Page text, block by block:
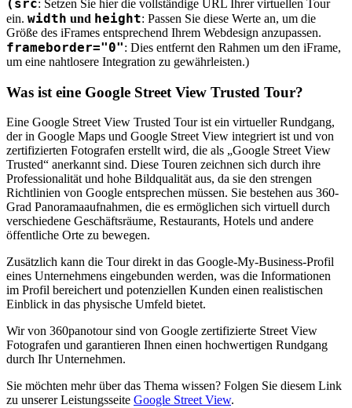
(src: Setzen Sie hier die vollständige URL Ihrer virtuellen Tour
ein. width und height: Passen Sie diese Werte an, um die
Größe des iFrames entsprechend Ihrem Webdesign anzupassen.
frameborder="0": Dies entfernt den Rahmen um den iFrame,
um eine nahtlosere Integration zu gewährleisten.)
Was ist eine Google Street View Trusted Tour?
Eine Google Street View Trusted Tour ist ein virtueller Rundgang,
der in Google Maps und Google Street View integriert ist und von
zertifizierten Fotografen erstellt wird, die als „Google Street View
Trusted“ anerkannt sind. Diese Touren zeichnen sich durch ihre
Professionalität und hohe Bildqualität aus, da sie den strengen
Richtlinien von Google entsprechen müssen. Sie bestehen aus 360-
Grad Panoramaaufnahmen, die es ermöglichen sich virtuell durch
verschiedene Geschäftsräume, Restaurants, Hotels und andere
öffentliche Orte zu bewegen.
Zusätzlich kann die Tour direkt in das Google-My-Business-Profil
eines Unternehmens eingebunden werden, was die Informationen
im Profil bereichert und potenziellen Kunden einen realistischen
Einblick in das physische Umfeld bietet.
Wir von 360panotour sind von Google zertifizierte Street View
Fotografen und garantieren Ihnen einen hochwertigen Rundgang
durch Ihr Unternehmen.
Sie möchten mehr über das Thema wissen? Folgen Sie diesem Link
zu unserer Leistungsseite Google Street View.